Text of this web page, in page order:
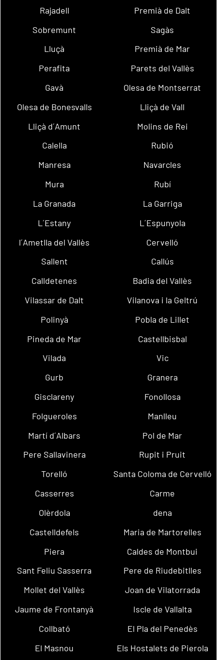
Rajadell
Premià de Dalt
Sobremunt
Sagàs
Lluçà
Premià de Mar
Perafita
Parets del Vallès
Gavà
Olesa de Montserrat
Olesa de Bonesvalls
Lliçà de Vall
Lliçà d´Amunt
Molins de Rei
Calella
Rubió
Manresa
Navarcles
Mura
Rubí
La Granada
La Garriga
L´Estany
L´Espunyola
l´Ametlla del Vallès
Cervelló
Sallent
Callús
Calldetenes
Badia del Vallès
Vilassar de Dalt
Vilanova i la Geltrú
Polinyà
Pobla de Lillet
Pineda de Mar
Castellbisbal
Vilada
Vic
Gurb
Granera
Gisclareny
Fonollosa
Folgueroles
Manlleu
Martí d´Albars
Pol de Mar
Pere Sallavinera
Rupit i Pruit
Torelló
Santa Coloma de Cervelló
Casserres
Carme
Olèrdola
dena
Castelldefels
Maria de Martorelles
Piera
Caldes de Montbui
Sant Feliu Sasserra
Pere de Riudebitlles
Mollet del Vallès
Joan de Vilatorrada
Jaume de Frontanyà
Iscle de Vallalta
Collbató
El Pla del Penedès
El Masnou
Els Hostalets de Pierola